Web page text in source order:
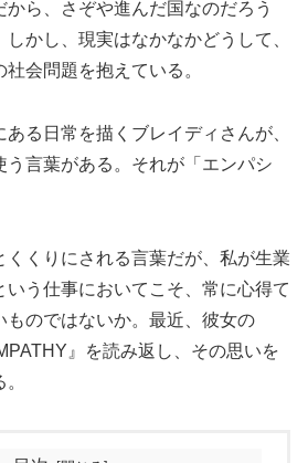
ら、さぞや進んだ国なのだろう
かし、現実はなかなかどうして、
会問題を抱えている。
る日常を描くブレイディさんが、
う言葉がある。それが「エンパシ
くくりにされる言葉だが、私が生業
いう仕事においてこそ、常に心得て
ものではないか。最近、彼女の
』を読み返し、その思いを